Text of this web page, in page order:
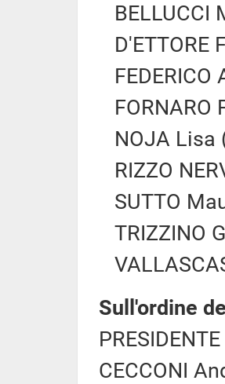
BELLUCCI
D'ETTORE
FORNARO
NOJA Lisa
RIZZO
SUTTO
TRIZZINO
Sull'ordine
CECCONI